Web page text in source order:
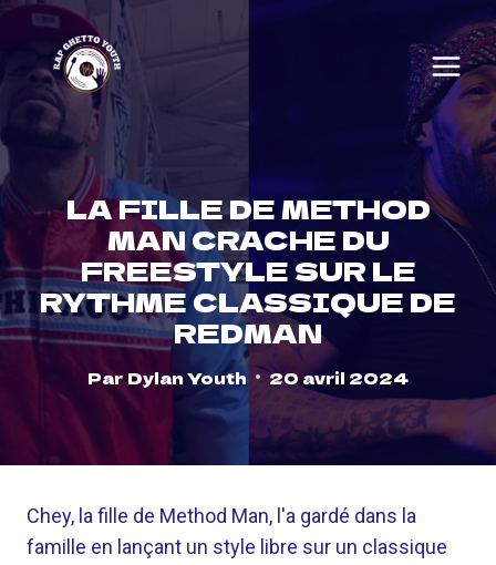
Skip
content
LA FILLE DE METHOD
MAN CRACHE DU
FREESTYLE SUR LE
RYTHME CLASSIQUE DE
REDMAN
Par Dylan Youth 20 avril 2024
Chey, la fille de Method Man, l'a gardé dans la
famille en lançant un style libre sur un classique